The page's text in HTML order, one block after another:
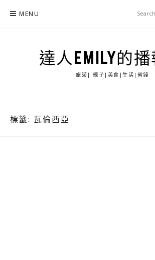
MENU
達人EMILY的
旅遊| 親子|美食|生活|省錢
標籤: 瓦倫西亞